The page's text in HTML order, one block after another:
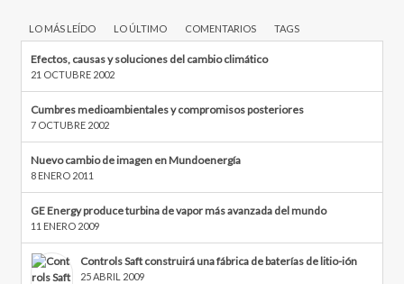
LO MÁS LEÍDO LO ÚLTIMO COMENTARIOS TAGS
Efectos, causas y soluciones del cambio climático
21 OCTUBRE 2002
Cumbres medioambientales y compromisos posteriores
7 OCTUBRE 2002
Nuevo cambio de imagen en Mundoenergía
8 ENERO 2011
GE Energy produce turbina de vapor más avanzada del mundo
11 ENERO 2009
Controls Saft construirá una fábrica de baterías de litio-ión
25 ABRIL 2009